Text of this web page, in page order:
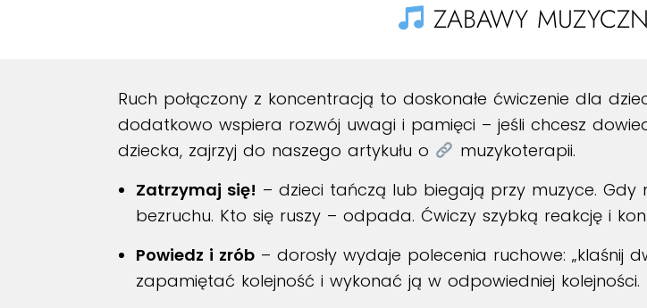
ZABAWY
Ruch połączony z koncentracją to doskonałe ćwiczenie dla
dodatkowo wspiera rozwój uwagi i pamięci – jeśli chcesz
dziecka, zajrzyj do naszego artykułu o
muzykoterapii.
Zatrzymaj się! – dzieci tańczą lub biegają przy muzyce.
bezruchu. Kto się ruszy – odpada. Ćwiczy szybką reakcję i
Powiedz i zrób – dorosły wydaje polecenia ruchowe: „klaśnij
zapamiętać kolejność i wykonać ją w odpowiedniej kolejności.